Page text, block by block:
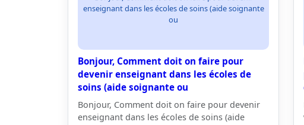
enseignant dans les écoles de soins (aide soignante
ou
Bonjour, Comment doit on faire pour
devenir enseignant dans les écoles de
soins (aide soignante ou
Bonjour, Comment doit on faire pour devenir
enseignant dans les écoles de soins (aide